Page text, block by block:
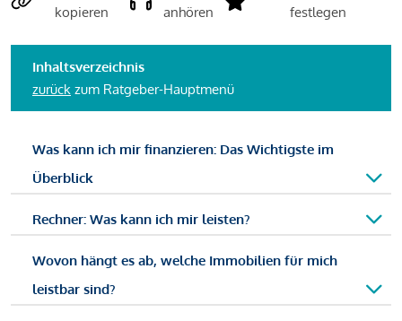
kopieren
anhören
festlegen
Inhaltsverzeichnis
zurück zum Ratgeber-Hauptmenü
Was kann ich mir finanzieren: Das Wichtigste im
Überblick
Rechner: Was kann ich mir leisten?
Wovon hängt es ab, welche Immobilien für mich
leistbar sind?